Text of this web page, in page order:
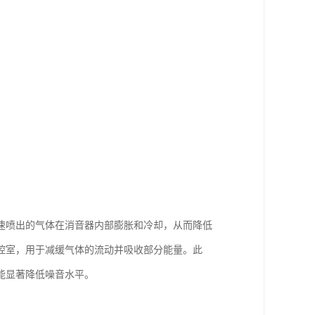
出的气体在消音器内部膨胀和冷却，从而降低
，用于减缓气体的流动并吸收部分能量。此
著降低噪音水平。